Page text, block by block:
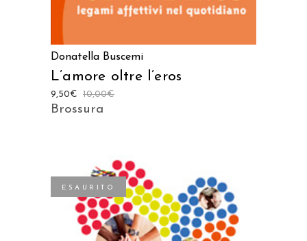
Donatella Buscemi
L’amore oltre l’eros
10,00€
9,50€
Brossura
ESAURITO